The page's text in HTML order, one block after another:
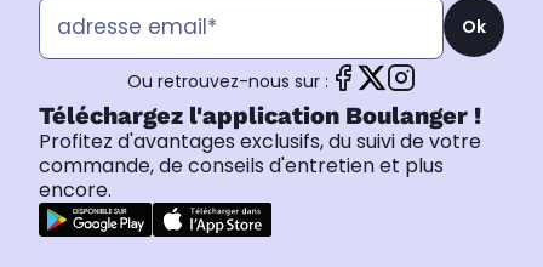
Ok
Ou retrouvez-nous sur :
Téléchargez l'application Boulanger !
Profitez d'avantages exclusifs, du suivi de votre
commande, de conseils d'entretien et plus
encore.